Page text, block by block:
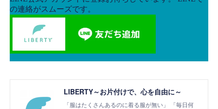
LIBERTY～お片付けで、心を自由に～
「服はたくさんあるのに着る服が無い」 「毎日何